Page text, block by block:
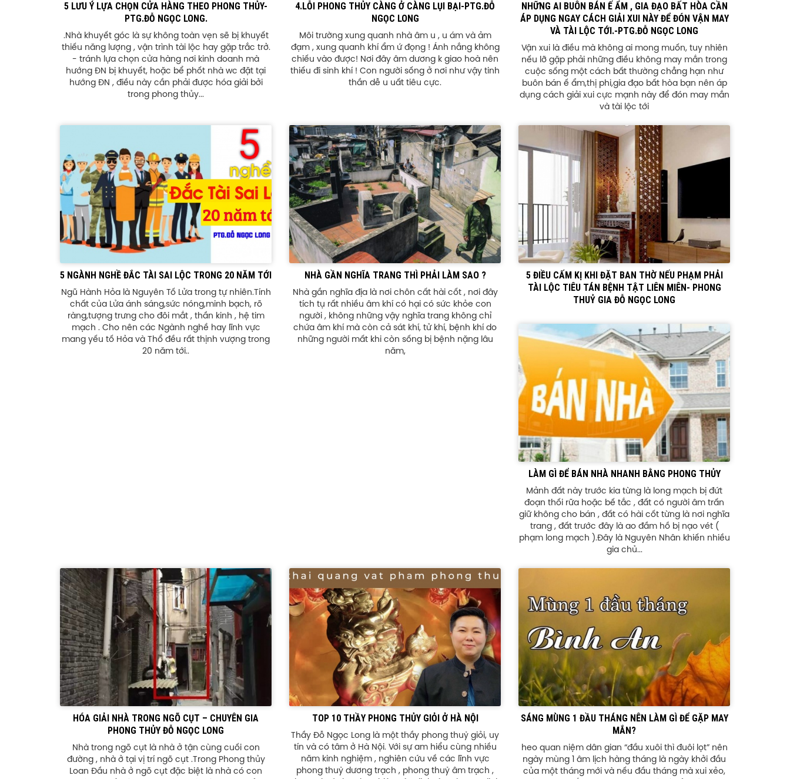
5 LƯU Ý LỰA CHỌN CỬA HÀNG THEO PHONG THỦY-
PTG.ĐỖ NGỌC LONG.
.Nhà khuyết góc là sự không toàn vẹn sẽ bị khuyết
thiếu năng lượng , vận trình tài lộc hay gặp trắc trở.
- tránh lựa chọn cửa hàng nơi kinh doanh mà
hướng ĐN bị khuyết, hoặc bể phốt nhà wc đặt tại
hướng ĐN , điều này cần phải được hóa giải bởi
trong phong thủy...
4.LỖI PHONG THỦY CÀNG Ở CÀNG LỤI BẠI-PTG.ĐỖ
NGỌC LONG
Môi trường xung quanh nhà âm u , u ám và ảm
đạm , xung quanh khí ẩm ứ đọng ! Ánh nắng không
chiếu vào được! Nơi đây âm dương k giao hoà nên
thiếu đi sinh khí ! Con người sống ở nơi như vậy tinh
thần dễ u uất tiêu cực.
NHỮNG AI BUÔN BÁN Ế ẨM , GIA ĐẠO BẤT HÒA CẦN
ÁP DỤNG NGAY CÁCH GIẢI XUI NÀY ĐỂ ĐÓN VẬN MAY
VÀ TÀI LỘC TỚI.-PTG.ĐỖ NGỌC LONG
Vận xui là điều mà không ai mong muốn, tuy nhiên
nếu lỡ gặp phải những điều không may mắn trong
cuộc sống một cách bất thường chẳng hạn như
buôn bán ế ẩm,thị phi,gia đạo bất hòa bạn nên áp
dụng cách giải xui cực mạnh này để đón may mắn
và tài lộc tới
5 NGÀNH NGHỀ ĐẮC TÀI SAI LỘC TRONG 20 NĂM TỚI
Ngũ Hành Hỏa là Nguyên Tố Lửa trong tự nhiên.Tính
chất của Lửa ánh sáng,sức nóng,minh bạch, rõ
ràng,tượng trưng cho đôi mắt , thần kinh , hệ tim
mạch . Cho nên các Ngành nghề hay lĩnh vực
mang yếu tố Hỏa và Thổ đều rất thịnh vượng trong
20 năm tới..
NHÀ GẦN NGHĨA TRANG THÌ PHẢI LÀM SAO ?
Nhà gần nghĩa địa là nơi chôn cất hài cốt , nơi đây
tích tụ rất nhiều âm khí có hại có sức khỏe con
người , không những vậy nghĩa trang không chỉ
chứa âm khí mà còn cả sát khí, tử khí, bệnh khí do
những người mất khi còn sống bị bệnh nặng lâu
năm,
5 ĐIỀU CẤM KỊ KHI ĐẶT BAN THỜ NẾU PHẠM PHẢI
TÀI LỘC TIÊU TÁN BỆNH TẬT LIÊN MIÊN- PHONG
THUỶ GIA ĐỖ NGỌC LONG
LÀM GÌ ĐỂ BÁN NHÀ NHANH BẰNG PHONG THỦY
Mảnh đất này trước kia từng là long mạch bị đứt
đoạn thối rữa hoặc bế tắc , đất có người âm trấn
giữ không cho bán , đất có hài cốt từng là nơi nghĩa
trang , đất trước đây là ao đầm hồ bị nạo vét (
phạm long mạch ).Đây là Nguyên Nhân khiến nhiều
gia chủ...
HÓA GIẢI NHÀ TRONG NGÕ CỤT – CHUYÊN GIA
PHONG THỦY ĐỖ NGỌC LONG
Nhà trong ngõ cụt là nhà ở tận cùng cuối con
đường , nhà ở tại vị trí ngõ cụt .Trong Phong thủy
Loan Đầu nhà ở ngõ cụt đặc biệt là nhà có con
TOP 10 THẦY PHONG THỦY GIỎI Ở HÀ NỘI
Thầy Đỗ Ngọc Long là một thầy phong thuỷ giỏi, uy
tín và có tâm ở Hà Nội. Với sự am hiểu cùng nhiều
năm kinh nghiệm , nghiên cứu về các lĩnh vực
phong thuỷ dương trạch , phong thuỷ âm trạch ,
SÁNG MÙNG 1 ĐẦU THÁNG NÊN LÀM GÌ ĐỂ GẶP MAY
MẮN?
heo quan niệm dân gian “đầu xuôi thì đuôi lọt” nên
ngày mùng 1 âm lịch hàng tháng là ngày khởi đầu
của một tháng mới và nếu đầu tháng mà xui xẻo,